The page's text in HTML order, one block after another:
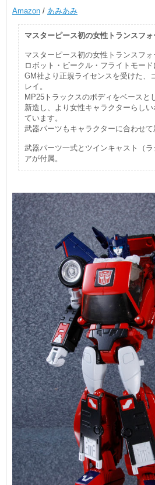
Amazon / あみあみ
マスターピース初の女性トランスフォ
マスターピース初の女性トランスフォ
ロボット・ビークル・フライトモー
GM社より正規ライセンスを受けた、
レイ。
MP25トラックスのボディをベースと
新造し、より女性キャラクターらし
ています。
武器パーツもキャラクターに合わせて
武器パーツ一式とツインキャスト（
アが付属。